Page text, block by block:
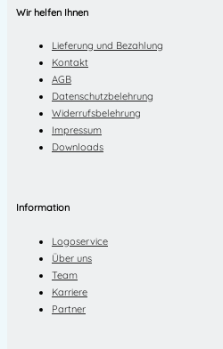
Wir helfen Ihnen
Lieferung und Bezahlung
Kontakt
AGB
Datenschutzbelehrung
Widerrufsbelehrung
Impressum
Downloads
Information
Logoservice
Über uns
Team
Karriere
Partner